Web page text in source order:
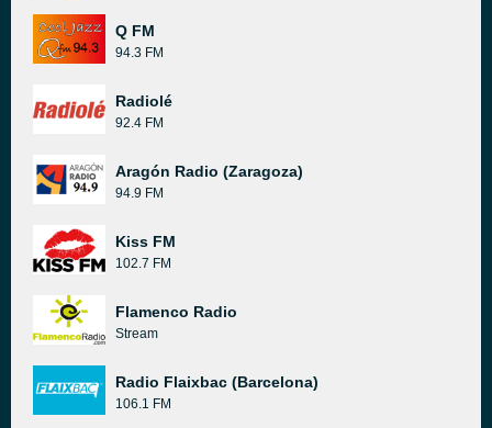
Q FM
94.3 FM
Radiolé
92.4 FM
Aragón Radio (Zaragoza)
94.9 FM
Kiss FM
102.7 FM
Flamenco Radio
Stream
Radio Flaixbac (Barcelona)
106.1 FM